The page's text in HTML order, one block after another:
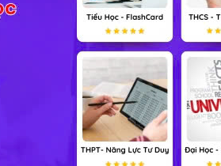
Ô-xtrây-li-a.
li-a.